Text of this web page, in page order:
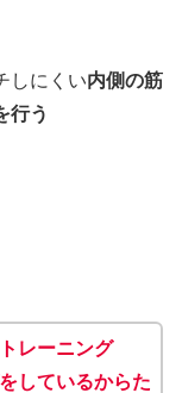
しにくい内側の筋
行う
レーニング
しているからた